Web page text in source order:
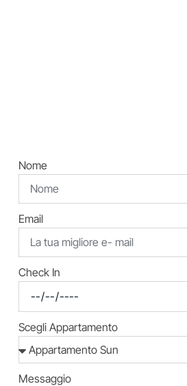
Nome
Email
Check In
Scegli Appartamento
Messaggio